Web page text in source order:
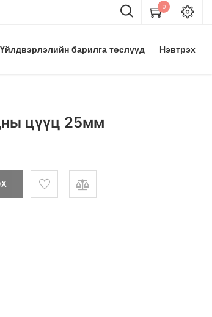
0
Үйлдвэрлэлийн барилга төслүүд Нэвтрэх
цүүц 25мм